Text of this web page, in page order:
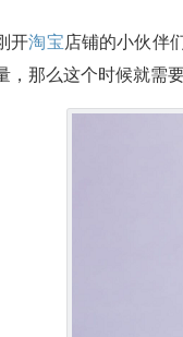
开淘宝店铺的小伙伴
，那么这个时候就需